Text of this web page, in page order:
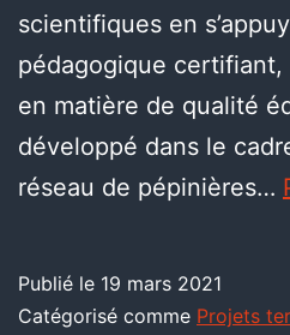
scientifiques en
pédagogique
en matière de qualité
développé dans le
réseau de pépinières…
Publié le 19 mars 2021
Catégorisé comme Projets